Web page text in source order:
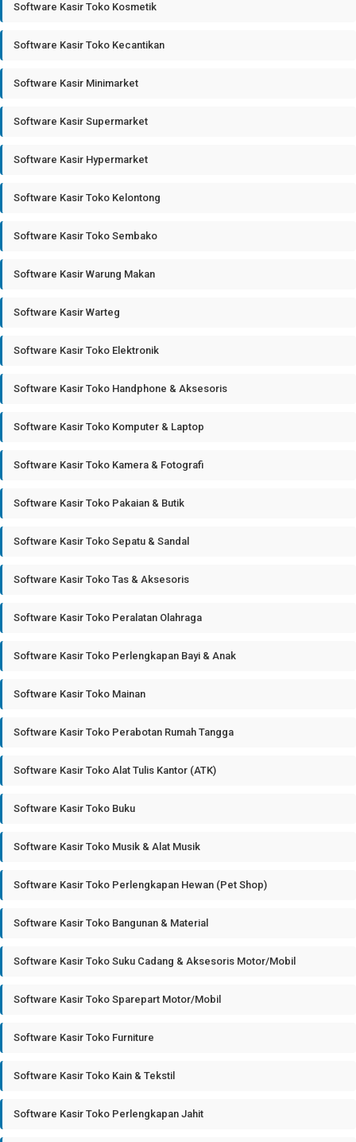
Software Kasir Toko Kosmetik
Software Kasir Toko Kecantikan
Software Kasir Minimarket
Software Kasir Supermarket
Software Kasir Hypermarket
Software Kasir Toko Kelontong
Software Kasir Toko Sembako
Software Kasir Warung Makan
Software Kasir Warteg
Software Kasir Toko Elektronik
Software Kasir Toko Handphone & Aksesoris
Software Kasir Toko Komputer & Laptop
Software Kasir Toko Kamera & Fotografi
Software Kasir Toko Pakaian & Butik
Software Kasir Toko Sepatu & Sandal
Software Kasir Toko Tas & Aksesoris
Software Kasir Toko Peralatan Olahraga
Software Kasir Toko Perlengkapan Bayi & Anak
Software Kasir Toko Mainan
Software Kasir Toko Perabotan Rumah Tangga
Software Kasir Toko Alat Tulis Kantor (ATK)
Software Kasir Toko Buku
Software Kasir Toko Musik & Alat Musik
Software Kasir Toko Perlengkapan Hewan (Pet Shop)
Software Kasir Toko Bangunan & Material
Software Kasir Toko Suku Cadang & Aksesoris Motor/Mobil
Software Kasir Toko Sparepart Motor/Mobil
Software Kasir Toko Furniture
Software Kasir Toko Kain & Tekstil
Software Kasir Toko Perlengkapan Jahit